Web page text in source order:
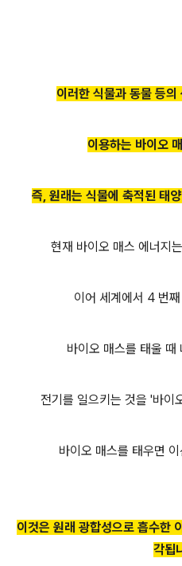
이러한 식물과 동물 등
이용하는 바이오
즉, 원래는 식물에 축적된 태
현재 바이오 매스 에너지
이어 세계에서 4 번
바이오 매스를 태울 때
전기를 일으키는 것을 '바이
바이오 매스를 태우면
이것은 원래 광합성으로 흡수한
각됩